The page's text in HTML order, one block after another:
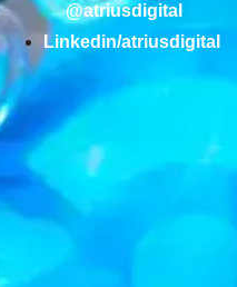
@atriusdigital
Linkedin/atriusdigital